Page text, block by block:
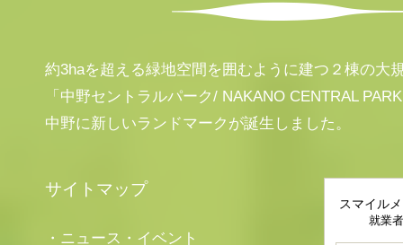
約3haを超える緑地空間を囲むように建つ２棟の大
「中野セントラルパーク/ NAKANO CENTRAL
中野に新しいランドマークが誕生しました。
サイトマップ
・ニュース・イベント
スマイル
就業